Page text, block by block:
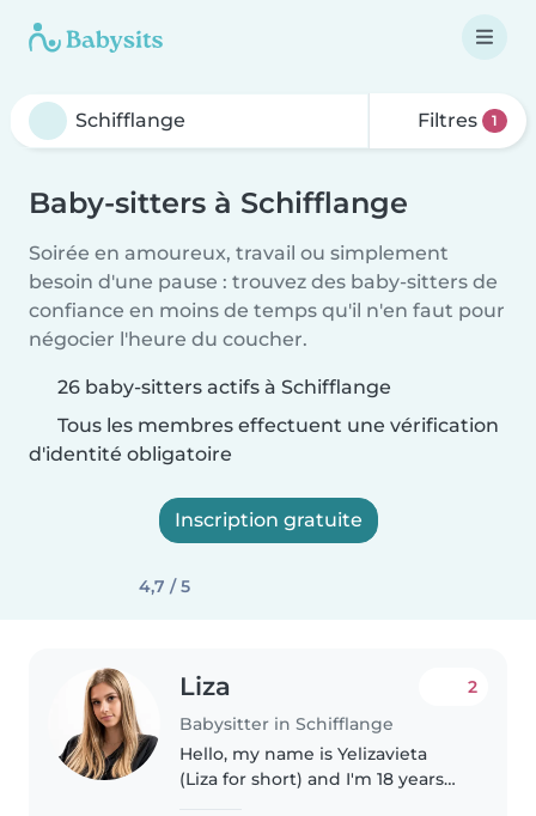
Filtres 1
Baby-sitters à Schifflange
Soirée en amoureux, travail ou simplement
besoin d'une pause : trouvez des baby-sitters de
confiance en moins de temps qu'il n'en faut pour
négocier l'heure du coucher.
26 baby-sitters actifs à Schifflange
Tous les membres effectuent une vérification
d'identité obligatoire
Inscription gratuite
4,7 / 5
Liza
Babysitter in Schifflange
2
Hello, my name is Yelizavieta
(Liza for short) and I'm 18 years